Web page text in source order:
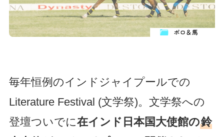
毎年恒例のインドジャイプールでの
Literature Festival (文学祭)。文学祭への
登壇ついでに在インド日本国大使館の鈴